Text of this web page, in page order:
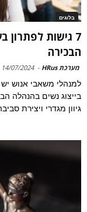
בלוגים
7 גישות לפתרון
הבכירה
מערכת HRus -
14/07/2024
למנהלי משאבי אנוש
בייצוג נשים בהנהלה
גיוון מגדרי ויצירת